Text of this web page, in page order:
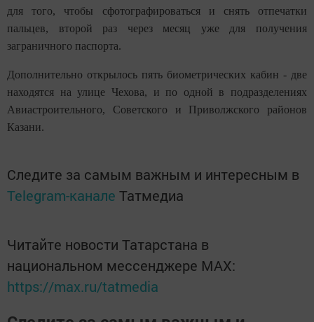
для того, чтобы сфотографироваться и снять отпечатки
пальцев, второй раз через месяц уже для получения
заграничного паспорта.
Дополнительно открылось пять биометрических кабин - две
находятся на улице Чехова, и по одной в подразделениях
Авиастроительного, Советского и Приволжского районов
Казани.
Следите за самым важным и интересным в
Telegram-канале Татмедиа
Читайте новости Татарстана в
национальном мессенджере MАХ:
https://max.ru/tatmedia